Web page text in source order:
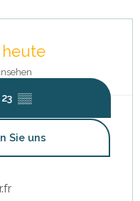
▒▒
Sie uns